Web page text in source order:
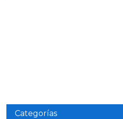
Categorías